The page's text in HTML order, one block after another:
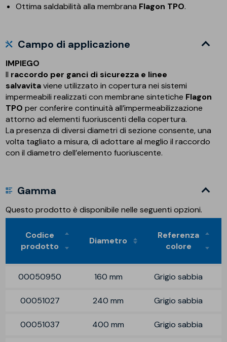
Ottima saldabilità alla membrana Flagon TPO.
Campo di applicazione
IMPIEGO
Il raccordo per ganci di sicurezza e linee
salvavitaviene utilizzato in copertura nei sistemi
impermeabili realizzati con membrane sintetiche Flagon
TPO per conferire continuità all’impermeabilizzazione
attorno ad elementi fuoriuscenti della copertura.
La presenza di diversi diametri di sezione consente, una
volta tagliato a misura, di adottare al meglio il raccordo
con il diametro dell’elemento fuoriuscente.
Gamma
Questo prodotto è disponibile nelle seguenti opzioni.
Codice
prodotto
Diametro
Referenza
colore
00050950 160 mm Grigio sabbia
00051027 240 mm Grigio sabbia
00051037 400 mm Grigio sabbia